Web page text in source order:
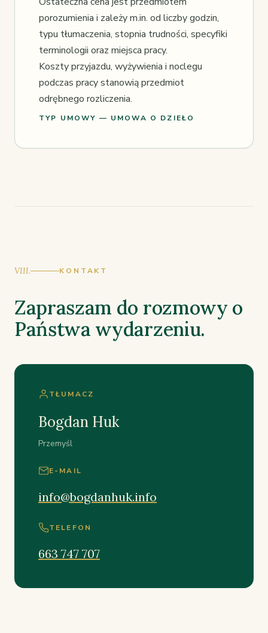
porozumienia i zależy m.in. od liczby godzin,
typu tłumaczenia, stopnia trudności, specyfiki
terminologii oraz miejsca pracy.
Koszty przyjazdu, wyżywienia i noclegu
podczas pracy stanowią przedmiot
odrębnego rozliczenia.
TYP UMOWY — UMOWA O DZIEŁO
VIII. KONTAKT
Zapraszam do rozmowy o
Państwa wydarzeniu.
TŁUMACZ
Bogdan Huk
Przemyśl
E-MAIL
info@bogdanhuk.info
TELEFON
663 747 707